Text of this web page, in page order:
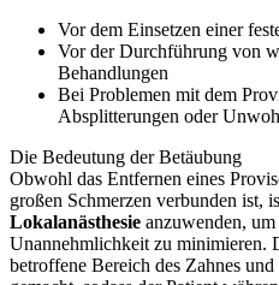
Vor dem Einsetzen einer
Vor der Durchführung von
Behandlungen
Bei Problemen mit dem
Absplitterungen oder
Die Bedeutung der Betäubung
Obwohl das Entfernen eines
großen Schmerzen verbunden ist,
Lokalanästhesie anzuwenden,
Unannehmlichkeit zu minimieren.
betroffene Bereich des Zahnes